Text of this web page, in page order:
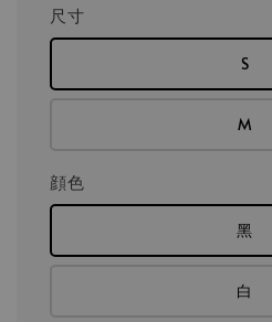
尺寸
S
M
顔色
黑
白